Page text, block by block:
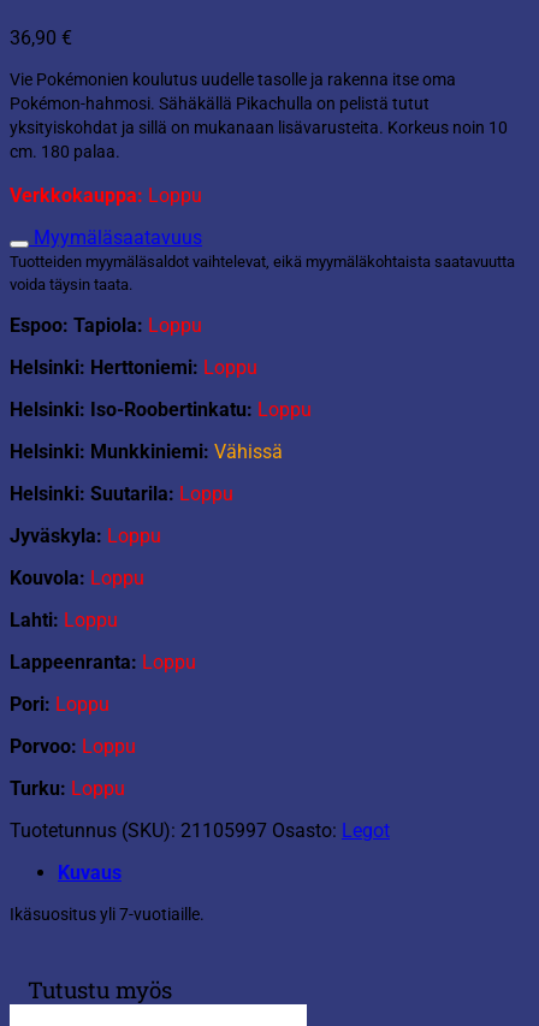
36,90 €
Vie Pokémonien koulutus uudelle tasolle ja rakenna itse oma
Pokémon-hahmosi. Sähäkällä Pikachulla on pelistä tutut
yksityiskohdat ja sillä on mukanaan lisävarusteita. Korkeus noin 10
cm. 180 palaa.
Verkkokauppa: Loppu
Myymäläsaatavuus
Tuotteiden myymäläsaldot vaihtelevat, eikä myymäläkohtaista saatavuutta
voida täysin taata.
Espoo: Tapiola: Loppu
Helsinki: Herttoniemi: Loppu
Helsinki: Iso-Roobertinkatu: Loppu
Helsinki: Munkkiniemi: Vähissä
Helsinki: Suutarila: Loppu
Jyväskyla: Loppu
Kouvola: Loppu
Lahti: Loppu
Lappeenranta: Loppu
Pori: Loppu
Porvoo: Loppu
Turku: Loppu
Tuotetunnus (SKU): 21105997 Osasto: Legot
Kuvaus
Ikäsuositus yli 7-vuotiaille.
Tutustu myös